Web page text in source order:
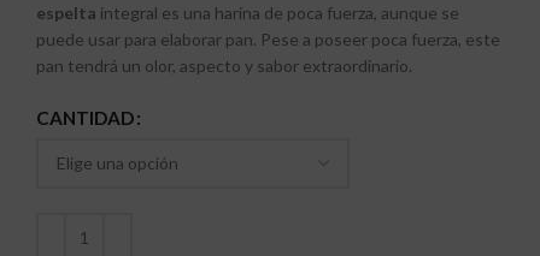
espelta integral es una harina de poca fuerza, aunque se
puede usar para elaborar pan. Pese a poseer poca fuerza, este
pan tendrá un olor, aspecto y sabor extraordinario.
CANTIDAD